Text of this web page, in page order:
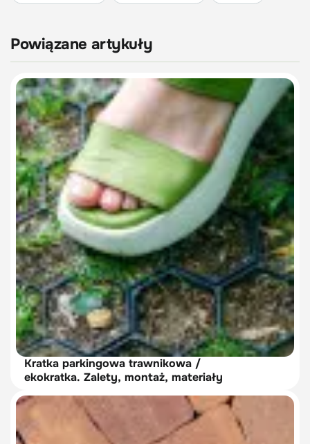
Powiązane artykuły
Kratka parkingowa trawnikowa /
ekokratka. Zalety, montaż, materiały